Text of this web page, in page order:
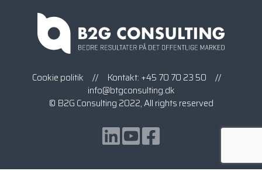
Cookie politik // Kontakt: +45 70 70 23 50 //
info@btgconsulting.dk
© B2G Consulting 2022, All rights reserved